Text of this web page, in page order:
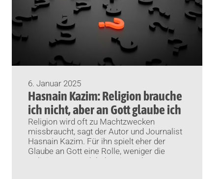
6. Januar 2025
Hasnain Kazim: Religion brauche
ich nicht, aber an Gott glaube ich
Religion wird oft zu Machtzwecken
missbraucht, sagt der Autor und Journalist
Hasnain Kazim. Für ihn spielt eher der
Glaube an Gott eine Rolle, weniger die
Religion. Dennoch habe sie auch was